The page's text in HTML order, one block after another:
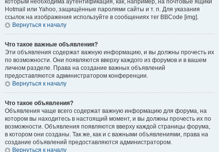
которым необходима аутентификация, как, например, на почтовые ящики
Hotmail или Yahoo, защищённые паролями сайты и т. п. Для указания
ссылок на изображения используйте в сообщениях тег BBCode [img].
Вернуться к началу
Что такое важные объявления?
Эти объявления содержат важную информацию, и вы должны прочесть их
по возможности. Они появляются вверху каждого из форумов и в вашем
личном разделе. Права на создание важных объявлений
предоставляются администратором конференции.
Вернуться к началу
Что такое объявления?
Объявления чаще всего содержат важную информацию для форума, на
котором вы находитесь в настоящий момент, и вы должны прочесть их по
возможности. Объявления появляются вверху каждой страницы форума,
в котором они созданы. Так же, как и с важными объявлениями, права на
создание объявлений предоставляются администратором.
Вернуться к началу